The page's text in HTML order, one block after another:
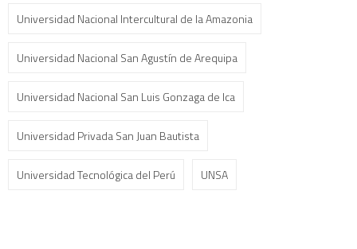
Universidad Nacional Intercultural de la Amazonia
Universidad Nacional San Agustín de Arequipa
Universidad Nacional San Luis Gonzaga de Ica
Universidad Privada San Juan Bautista
Universidad Tecnológica del Perú UNSA